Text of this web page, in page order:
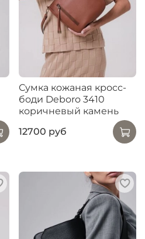
Сумка кожаная кросс-
боди Deboro 3410
коричневый камень
12700 руб